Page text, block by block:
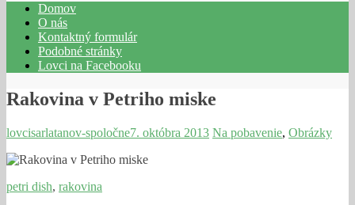
Domov
O nás
Kontaktný formulár
Podobné stránky
Lovci na Facebooku
Rakovina v Petriho miske
lovcisarlatanov-spoločne7. októbra 2013 Na pobavenie, Obrázky
petri dish, rakovina